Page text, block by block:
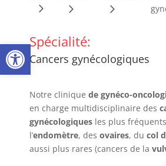
Ouvrir la barre d’outils
Spécialité:
Cancers gynécologiques
Notre clinique de gynéco-
en charge multidisciplinaire des
gynécologiques les plus
l’endomètre, des ovaires, du col
aussi plus rares (cancers de la